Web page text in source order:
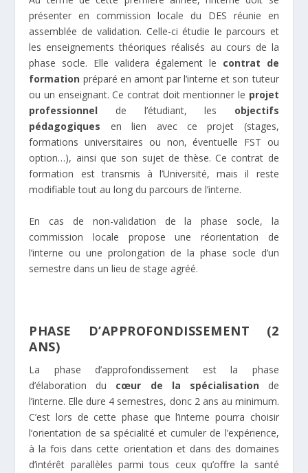
présenter encommission locale du DES réunie en
assemblée de validation. Celle-ci étudie le parcours et
les enseignements théoriques réalisés au cours de la
phase socle. Elle validera également le contrat de
formation préparé en amont par l’interne et son tuteur
ou un enseignant. Ce contrat doit mentionner le projet
professionnel de l’étudiant, les objectifs
pédagogiques en lien avec ce projet (stages,
formations universitaires ou non, éventuelle FST ou
option…), ainsi que son sujet de thèse. Ce contrat de
formation est transmis à l’Université, mais il reste
modifiable tout au long du parcours de l’interne.
En cas de non-validation de la phase socle, la
commission locale propose une réorientation de
l’interne ou une prolongation de la phase socle d’un
semestre dans un lieu de stage agréé.
PHASE D’APPROFONDISSEMENT (2
ANS)
La phase d’approfondissement est la phase
d’élaboration du cœur de la spécialisation de
l’interne. Elle dure 4 semestres, donc 2 ans au minimum.
C’est lors de cette phase que l’interne pourra choisir
l’orientation de sa spécialité et cumuler de l’expérience,
à la fois dans cette orientation et dans des domaines
d’intérêt parallèles parmi tous ceux qu’offre la santé